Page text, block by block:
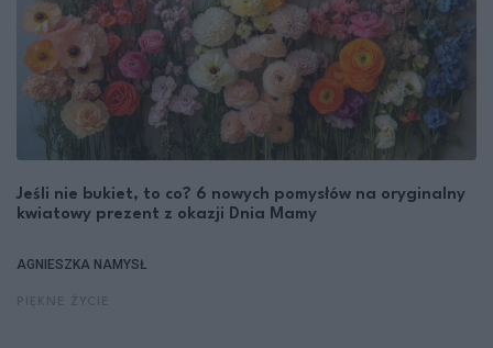
Jeśli nie bukiet, to co? 6 nowych pomysłów na oryginalny
kwiatowy prezent z okazji Dnia Mamy
AGNIESZKA NAMYSŁ